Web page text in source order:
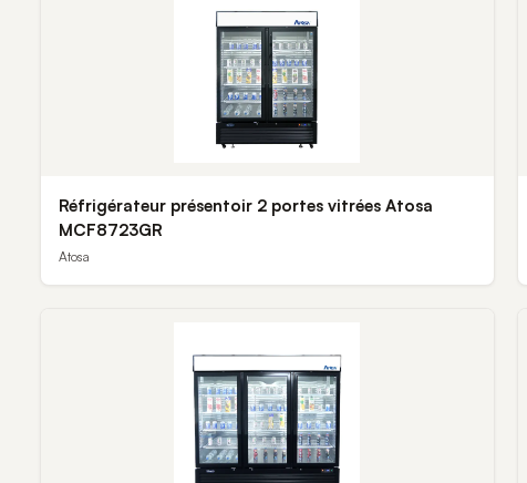
Réfrigérateur présentoir 2 portes vitrées Atosa
MCF8723GR
Atosa